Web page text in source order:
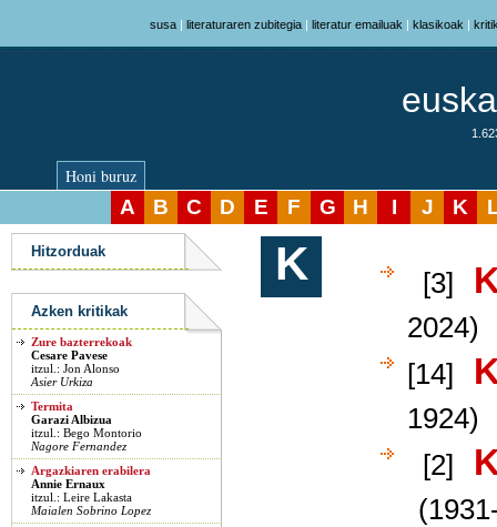
susa| literaturaren zubitegia| literatur emailuak | klasikoak |
Honi buruz
A B C D E F G H I J K
Azken kritikak K [3]
2024)
[14]
1924)
[2]
Hitzorduak
Azken kritikak
Zure bazterrekoak
Cesare Pavese
itzul.: Jon Alonso
Asier Urkiza
Termita
Garazi Albizua
itzul.: Bego Montorio
Nagore Fernandez
Argazkiaren erabilera
Annie Ernaux
itzul.: Leire Lakasta
Maialen Sobrino Lopez